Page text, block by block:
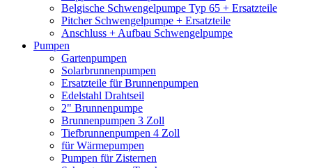
Belgische Schwengelpumpe Typ 65 + Ersatzteile
Pitcher Schwengelpumpe + Ersatzteile
Anschluss + Aufbau Schwengelpumpe
Pumpen
Gartenpumpen
Solarbrunnenpumpen
Ersatzteile für Brunnenpumpen
Edelstahl Drahtseil
2" Brunnenpumpe
Brunnenpumpen 3 Zoll
Tiefbrunnenpumpen 4 Zoll
für Wärmepumpen
Pumpen für Zisternen